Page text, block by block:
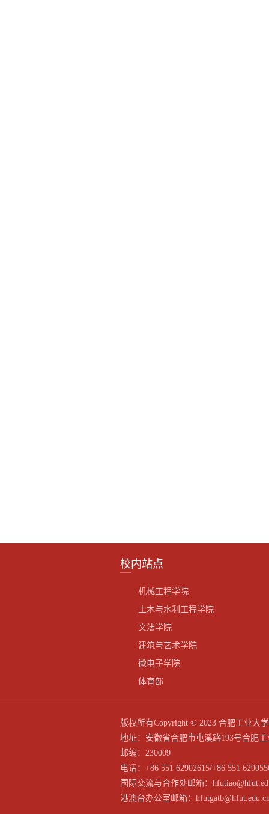
校内站点
机械工程学院
土木与水利工程学院
文法学院
建筑与艺术学院
微电子学院
体育部
版权所有Copyright © 2023 合肥工业大
地址：安徽省合肥市屯溪路193号合肥
邮编：230009
电话：+86 551 62902615/+86 551
国际交流与合作处邮箱：
港澳台办公室邮箱：